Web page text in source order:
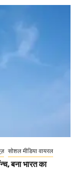
सोशल मीडिया वायरल
बना भारत का